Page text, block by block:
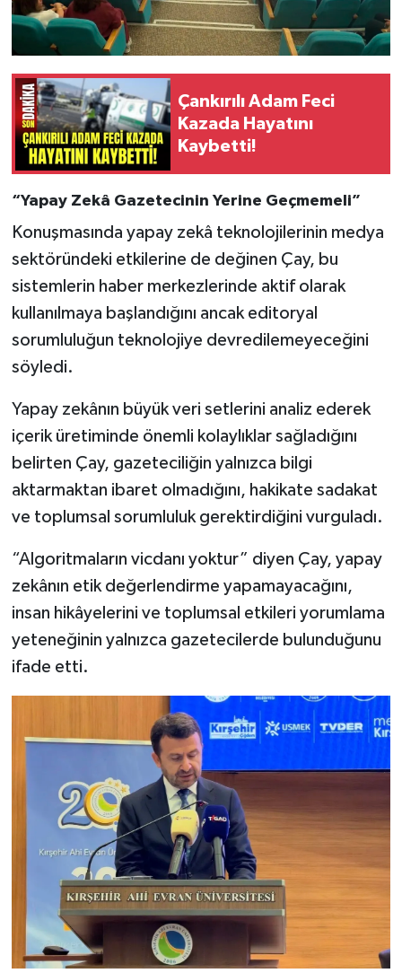
Çankırılı Adam Feci
Kazada Hayatını
Kaybetti!
“Yapay Zekâ Gazetecinin Yerine Geçmemeli”
Konuşmasında yapay zekâ teknolojilerinin medya
sektöründeki etkilerine de değinen Çay, bu
sistemlerin haber merkezlerinde aktif olarak
kullanılmaya başlandığını ancak editoryal
sorumluluğun teknolojiye devredilemeyeceğini
söyledi.
Yapay zekânın büyük veri setlerini analiz ederek
içerik üretiminde önemli kolaylıklar sağladığını
belirten Çay, gazeteciliğin yalnızca bilgi
aktarmaktan ibaret olmadığını, hakikate sadakat
ve toplumsal sorumluluk gerektirdiğini vurguladı.
“Algoritmaların vicdanı yoktur” diyen Çay, yapay
zekânın etik değerlendirme yapamayacağını,
insan hikâyelerini ve toplumsal etkileri yorumlama
yeteneğinin yalnızca gazetecilerde bulunduğunu
ifade etti.